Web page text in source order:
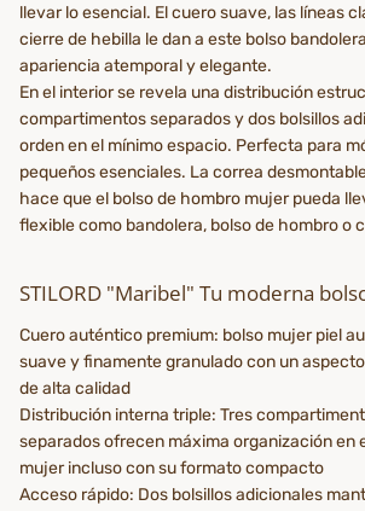
llevar lo esencial. El cuero suave, las líneas
cierre de hebilla le dan a este bolso
apariencia atemporal y elegante.
En el interior se revela una distribución
compartimentos separados y dos bolsillos
orden en el mínimo espacio. Perfecta para
pequeños esenciales. La correa
hace que el bolso de hombro mujer pueda
flexible como bandolera, bolso de hombro o
STILORD "Maribel" Tu moderna
Cuero auténtico premium: bolso mujer piel
suave y finamente granulado con un
de alta calidad
Distribución interna triple: Tres
separados ofrecen máxima organización en
mujer incluso con su formato compacto
Acceso rápido: Dos bolsillos adicionales